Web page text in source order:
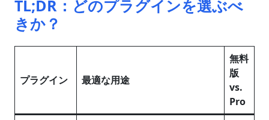
TL;DR：どのプラグインを選ぶべ
きか？
プラグイン 最適な用途
無料
版
vs.
Pro